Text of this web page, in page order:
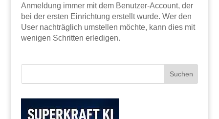
Anmeldung immer mit dem Benutzer-Account, der
bei der ersten Einrichtung erstellt wurde. Wer den
User nachträglich umstellen möchte, kann dies mit
wenigen Schritten erledigen.